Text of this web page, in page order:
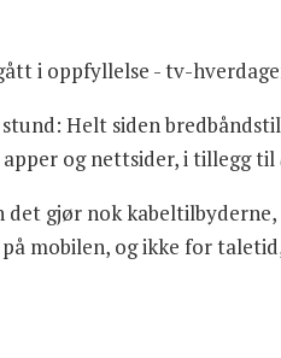
i oppfyllelse - tv-
Helt siden
og nettsider, i tillegg til
det gjør nok
mobilen, og ikke for